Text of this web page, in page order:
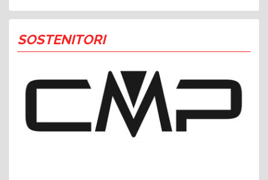
SOSTENITORI